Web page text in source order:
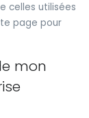
celles utilisées
page pour
mon